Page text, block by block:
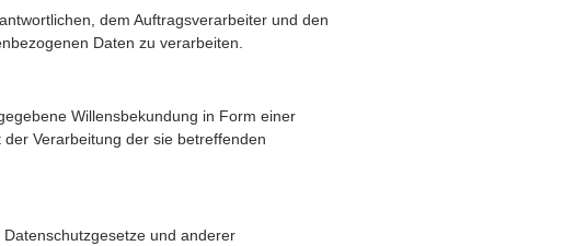
dem Auftragsverarbeiter und den
Daten zu verarbeiten.
Willensbekundung in Form einer
Verarbeitung der sie betreffenden
und anderer